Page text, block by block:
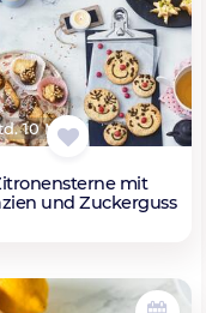
10 Min.
mit
und Zuckerguss